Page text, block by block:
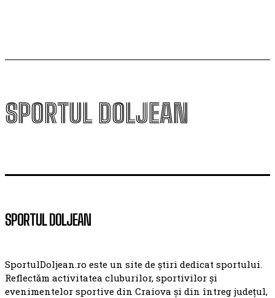
SPORTUL DOLJEAN
SPORTUL DOLJEAN
SportulDoljean.ro este un site de știri dedicat sportului.
Reflectăm activitatea cluburilor, sportivilor și
evenimentelor sportive din Craiova și din întreg județul,